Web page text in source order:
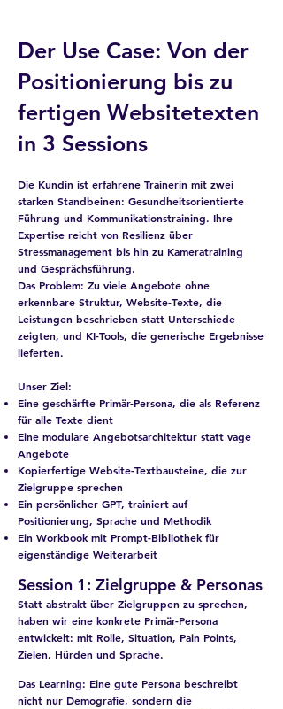
Der Use Case: Von der
Positionierung bis zu
fertigen Websitetexten
in 3 Sessions
Die Kundin ist erfahrene Trainerin mit zwei
starken Standbeinen: Gesundheitsorientierte
Führung und Kommunikationstraining. Ihre
Expertise reicht von Resilienz über
Stressmanagement bis hin zu Kameratraining
und Gesprächsführung.
Das Problem: Zu viele Angebote ohne
erkennbare Struktur, Website-Texte, die
Leistungen beschrieben statt Unterschiede
zeigten, und KI-Tools, die generische Ergebnisse
lieferten.
Unser Ziel:
Eine geschärfte Primär-Persona, die als Referenz
für alle Texte dient
Eine modulare Angebotsarchitektur statt vage
Angebote
Kopierfertige Website-Textbausteine, die zur
Zielgruppe sprechen
Ein persönlicher GPT, trainiert auf
Positionierung, Sprache und Methodik
Ein Workbook mit Prompt-Bibliothek für
eigenständige Weiterarbeit
Session 1: Zielgruppe & Personas
Statt abstrakt über Zielgruppen zu sprechen,
haben wir eine konkrete Primär-Persona
entwickelt: mit Rolle, Situation, Pain Points,
Zielen, Hürden und Sprache.
Das Learning: Eine gute Persona beschreibt
nicht nur Demografie, sondern die